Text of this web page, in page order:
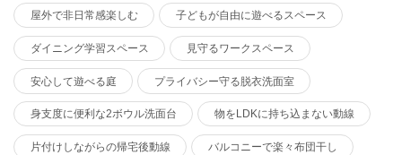
屋外で非日常感楽しむ 子どもが自由に遊べるスペース
ダイニング学習スペース 見守るワークスペース
安心して遊べる庭 プライバシー守る脱衣洗面室
身支度に便利な2ボウル洗面台 物をLDKに持ち込まない動線
片付けしながらの帰宅後動線 バルコニーで楽々布団干し